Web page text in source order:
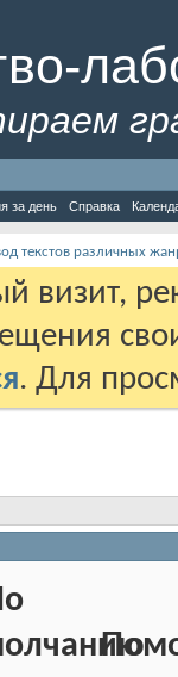
за день Справка
текстов различных
визит,
. Для